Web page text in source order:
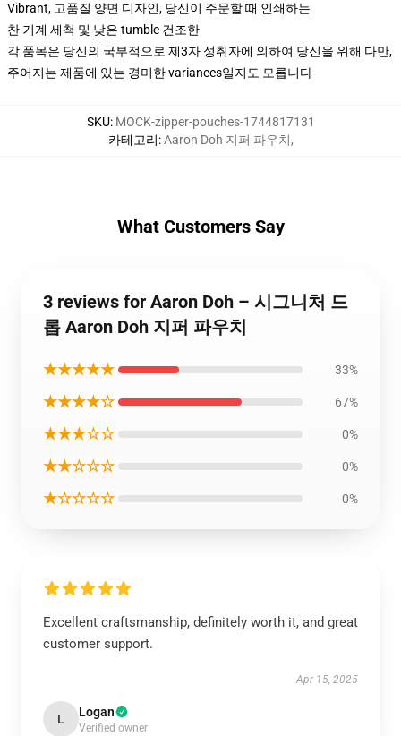
Vibrant, 고품질 양면 디자인, 당신이 주문할 때 인쇄하는
찬 기계 세척 및 낮은 tumble 건조한
각 품목은 당신의 국부적으로 제3자 성취자에 의하여 당신을 위해 다만,
주어지는 제품에 있는 경미한 variances일지도 모릅니다
SKU: MOCK-zipper-pouches-1744817131
카테고리:Aaron Doh 지퍼 파우치,
What Customers Say
3 reviews for Aaron Doh – 시그니처 드
롭 Aaron Doh 지퍼 파우치
★★★★★ 33%
★★★★☆ 67%
★★★☆☆ 0%
★★☆☆☆ 0%
★☆☆☆☆ 0%
Excellent craftsmanship, definitely worth it, and great
customer support.
Apr 15, 2025
L Logan
Verified owner